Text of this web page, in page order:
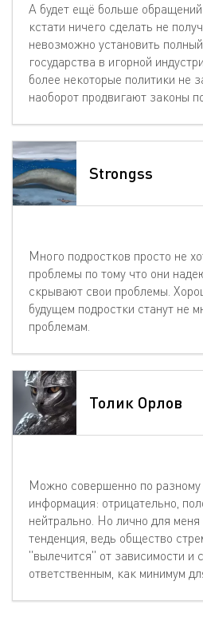
А будет ещё больше
кстати ничего сделать не
невозможно установить
государства в игорной
более некоторые политики не
наоборот продвигают законы
Strongss
Много подростков просто не
проблемы по тому что они
скрывают свои проблемы.
будущем подростки станут не
проблемам.
Толик Орлов
Можно совершенно по разному
информация: отрицательно,
нейтрально. Но лично для
тенденция, ведь общество
"вылечится" от зависимости и
ответственным, как минимум